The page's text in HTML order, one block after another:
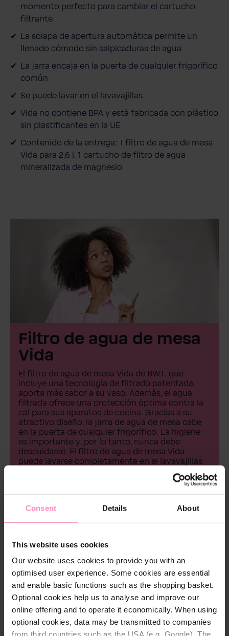
Consent Details About
This website uses cookies
Our website uses cookies to provide you with an
optimised user experience. Some cookies are essential
and enable basic functions such as the shopping basket.
Optional cookies help us to analyse and improve our
online offering and to operate it economically. When using
optional cookies, data may be transmitted to companies
from third countries such as the USA (e.g. Google). The
momento perfecto para cambiar el cartucho
filtrante
La solapa de apertura automática permite un
llenado cómodo sin salpicaduras de agua
La jarra encaja en la puerta de cualquier frigorífico
común
Se puede lavar en el lavavajillas
Vida no contiene BPA y está fabricada con plástico
sin plastificantes en la UE
Contenido de la entrega: 1 filtro de agua de mesa
Vida para 2,6 l, 1 cartucho de filtro de agua
mineralizada de magnesio
Filtro de agua de mesa
Vida
El filtro de agua de mesa Vida de BWT, que
incluye una tecnología de filtrado patentada,
aporta más sabor a su vaso. Además, el agua
filtrada ofrece una protección óptima contra la
cal para sus aparatos de cocina. Gracias a su
atractivo diseño, la jarra de agua de mesa cabe
en la puerta de cualquier frigorífico. La higiene
es importante y, por lo tanto, nunca debe
descuidarse. El filtro de agua de mesa Vida
puede lavarse completamente en el lavavajillas
gracias al indicador de cambio manual. Así no le
darás oportunidad a las bacterias y gérmenes!
Olvídate del agua en botellas de plástico
desechables y cambia el mundo con